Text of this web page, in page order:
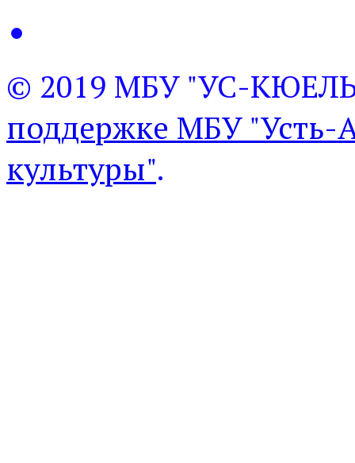
© 2019 МБУ "УС-
поддержке МБУ "Усть-
культуры".